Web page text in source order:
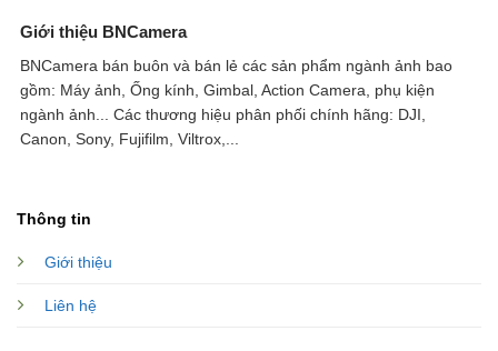
Giới thiệu BNCamera
BNCamera bán buôn và bán lẻ các sản phẩm ngành ảnh bao
gồm: Máy ảnh, Ống kính, Gimbal, Action Camera, phụ kiện
ngành ảnh...
Các thương hiệu phân phối chính hãng: DJI,
Canon, Sony, Fujifilm, Viltrox,...
Thông tin
Giới thiệu
Liên hệ